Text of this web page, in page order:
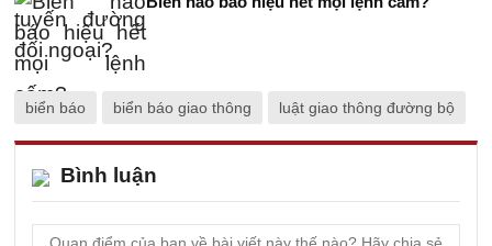
biển báo biển báo giao thông luật giao thông đường bộ
Bình luận